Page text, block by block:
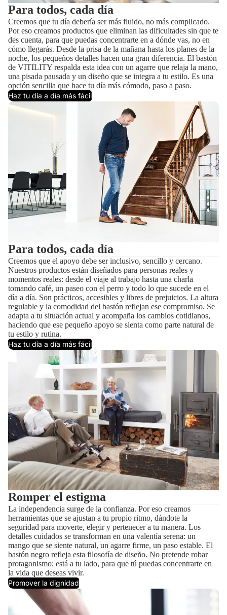
Para todos, cada día
Creemos que tu día debería ser más fluido, no más complicado.
Por eso creamos productos que eliminan las dificultades sin que te
des cuenta, para que puedas concentrarte en a dónde vas, no en
cómo llegarás. Desde la prisa de la mañana hasta los planes de la
noche, los pequeños detalles hacen una gran diferencia. El bastón
de VITILITY respalda esta idea con un agarre que relaja la mano,
una pisada pausada y un diseño que se integra a tu estilo. Es una
opción sencilla que hace tu día más cómodo, paso a paso.
Haz tu día a día más fácil
Para todos, cada día
Creemos que el apoyo debe ser inclusivo, sencillo y cercano.
Nuestros productos están diseñados para personas reales y
momentos reales: desde el viaje al trabajo hasta una charla
tomando café, un paseo con el perro y todo lo que sucede en el
día a día. Son prácticos, accesibles y libres de prejuicios. La altura
regulable y la comodidad del bastón reflejan ese compromiso. Se
adapta a tu situación actual y acompaña los cambios cotidianos,
haciendo que ese pequeño apoyo se sienta como parte natural de
tu estilo y rutina.
Haz tu día a día más fácil
Romper el estigma
La independencia surge de la confianza. Por eso creamos
herramientas que se ajustan a tu propio ritmo, dándote la
seguridad para moverte, elegir y pertenecer a tu manera. Los
detalles cuidados se transforman en una valentía serena: un
mango que se siente natural, un agarre firme, un paso estable. El
bastón negro refleja esta filosofía de diseño. No pretende robar
protagonismo; está a tu lado, para que tú puedas concentrarte en
la vida que deseas vivir.
Promover la dignidad